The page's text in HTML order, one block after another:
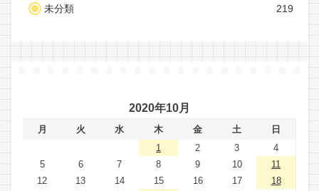
未分類 219
2020年10月
月 火 水 木 金 土
日
1
2 3
4
5
6 7 8 9 10
11
12
13 14 15 16 17
18